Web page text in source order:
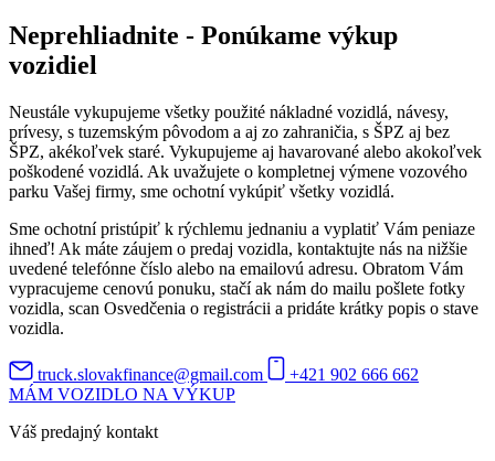
Neprehliadnite - Ponúkame výkup
vozidiel
Neustále vykupujeme všetky použité nákladné vozidlá, návesy,
prívesy, s tuzemským pôvodom a aj zo zahraničia, s ŠPZ aj bez
ŠPZ, akékoľvek staré. Vykupujeme aj havarované alebo akokoľvek
poškodené vozidlá. Ak uvažujete o kompletnej výmene vozového
parku Vašej firmy, sme ochotní vykúpiť všetky vozidlá.
Sme ochotní pristúpiť k rýchlemu jednaniu a vyplatiť Vám peniaze
ihneď! Ak máte záujem o predaj vozidla, kontaktujte nás na nižšie
uvedené telefónne číslo alebo na emailovú adresu. Obratom Vám
vypracujeme cenovú ponuku, stačí ak nám do mailu pošlete fotky
vozidla, scan Osvedčenia o registrácii a pridáte krátky popis o stave
vozidla.
truck.slovakfinance@gmail.com
+421 902 666 662
MÁM VOZIDLO NA VÝKUP
Váš predajný kontakt